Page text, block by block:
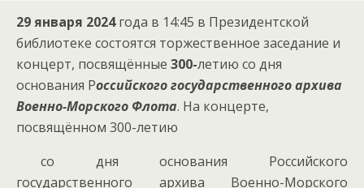
29 января 2024года в 14:45 в Президентской
библиотеке состоятся торжественное заседание и
концерт, посвящённые 300-летию со дня
основания Российского государственного архива
Военно-Морского Флота. На концерте,
посвящённом 300-летию
со дня основания Российского
государственного архива Военно-Морского